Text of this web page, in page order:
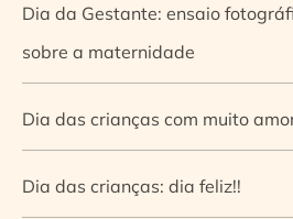
Dia da Gestante: ensaio
sobre a maternidade
Dia das crianças com muito
Dia das crianças: dia feliz!!